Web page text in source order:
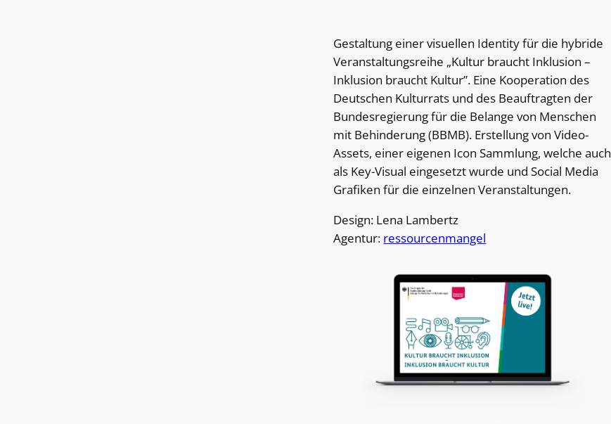
Gestaltung einer visuellen Identity für die hybride
Veranstaltungsreihe „Kultur braucht Inklusion –
Inklusion braucht Kultur”. Eine Kooperation des
Deutschen Kulturrats und des Beauftragten der
Bundesregierung für die Belange von Menschen
mit Behinderung (BBMB). Erstellung von Video-
Assets, einer eigenen Icon Sammlung, welche auch
als Key-Visual eingesetzt wurde und Social Media
Grafiken für die einzelnen Veranstaltungen.
Design: Lena Lambertz
Agentur: ressourcenmangel